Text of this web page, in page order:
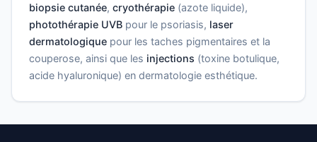
biopsie cutanée, cryothérapie (azote liquide),
photothérapie UVB pour le psoriasis, laser
dermatologique pour les taches pigmentaires et la
couperose, ainsi que les injections (toxine botulique,
acide hyaluronique) en dermatologie esthétique.